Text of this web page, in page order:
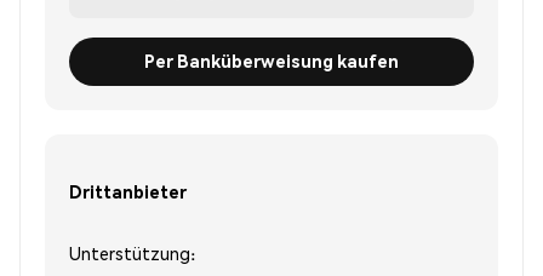
Per Banküberweisung kaufen
Drittanbieter
Unterstützung: